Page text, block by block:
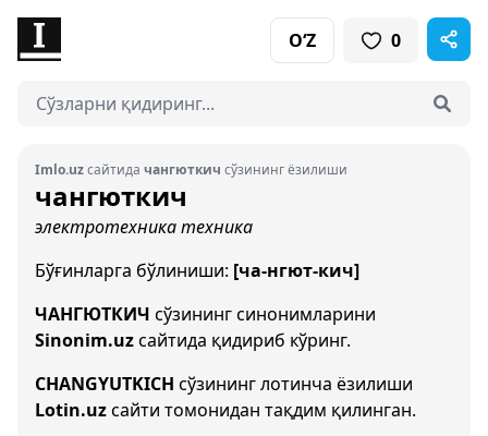
O‘Z 0
Imlo.uzсайтида чангюткич сўзининг ёзилиши
чангюткич
электротехникатехника
Бўғинларга бўлиниши: [ча-нгют-кич]
ЧАНГЮТКИЧ сўзининг синонимларини
Sinonim.uzсайтида қидириб кўринг.
CHANGYUTKICH сўзининг лотинча ёзилиши
Lotin.uzсайти томонидан тақдим қилинган.